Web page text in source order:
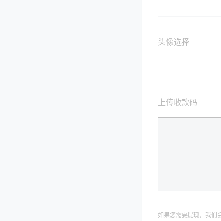
头像选择
上传收款码
如果您需要提现，我们